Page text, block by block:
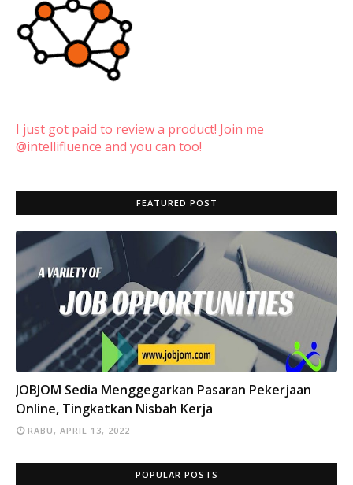
I just got paid to review a product! Join me
@intellifluence and you can too!
FEATURED POST
INFO
JOBJOM Sedia Menggegarkan Pasaran Pekerjaan
Online, Tingkatkan Nisbah Kerja
RABU, APRIL 13, 2022
POPULAR POSTS